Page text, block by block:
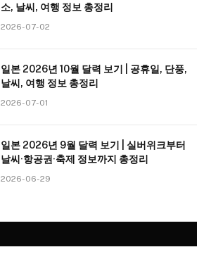
소, 날씨, 여행 정보 총정리
2026-07-02
일본 2026년 10월 달력 보기 | 공휴일, 단풍,
날씨, 여행 정보 총정리
2026-07-01
일본 2026년 9월 달력 보기 | 실버위크부터
날씨·항공권·축제 정보까지 총정리
2026-06-29